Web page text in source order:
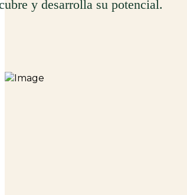
y desarrolla su potencial.